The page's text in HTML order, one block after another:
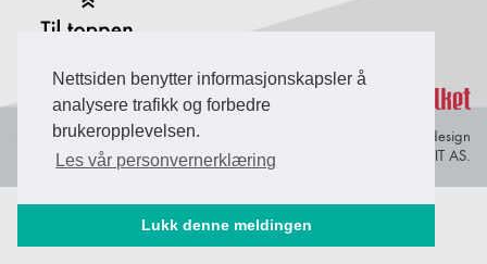
Nettsiden benytter informasjonskapsler å
analysere trafikk og forbedre
brukeropplevelsen.
Les vår personvernerklæring
Lukk denne meldingen
Personvern og
informasjonskapsler
© Copyright 2026 Briefing Fosen.
Webdesign
av Lindbak IT AS.